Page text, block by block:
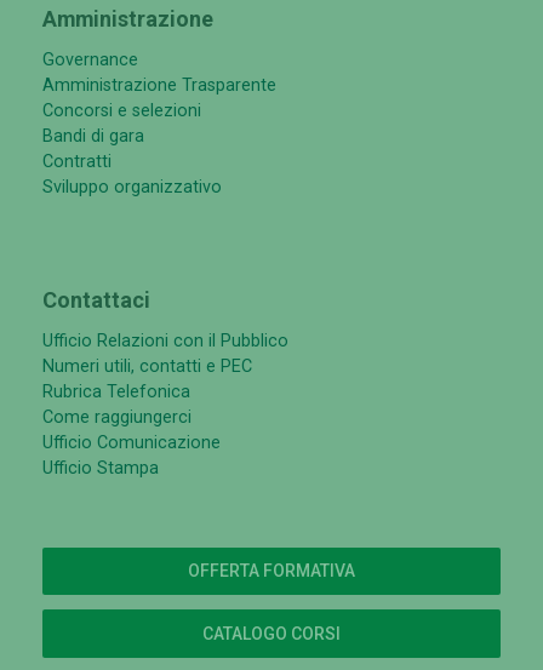
Amministrazione
Governance
Amministrazione Trasparente
Concorsi e selezioni
Bandi di gara
Contratti
Sviluppo organizzativo
Contattaci
Ufficio Relazioni con il Pubblico
Numeri utili, contatti e PEC
Rubrica Telefonica
Come raggiungerci
Ufficio Comunicazione
Ufficio Stampa
OFFERTA FORMATIVA
CATALOGO CORSI